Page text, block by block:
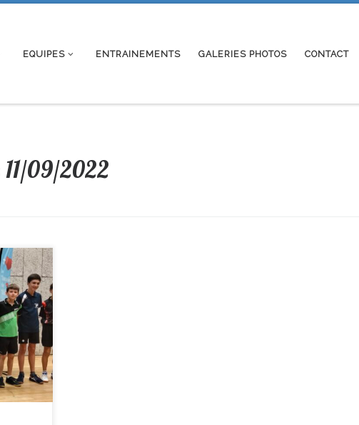
EQUIPES ENTRAINEMENTS GALERIES PHOTOS CONTACT
11/09/2022
week-
Il
cette très